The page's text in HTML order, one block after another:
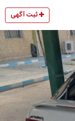
ثبت آگهی